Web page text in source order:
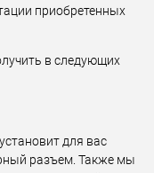
приобретенных
в следующих
для вас
разъем. Также мы